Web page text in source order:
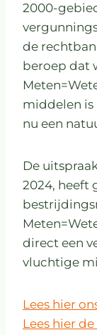
2000-
de
beroep dat
middelen is
nu een
De
2024, heeft
direct een
vluchtige
Lees hier
Lees hier